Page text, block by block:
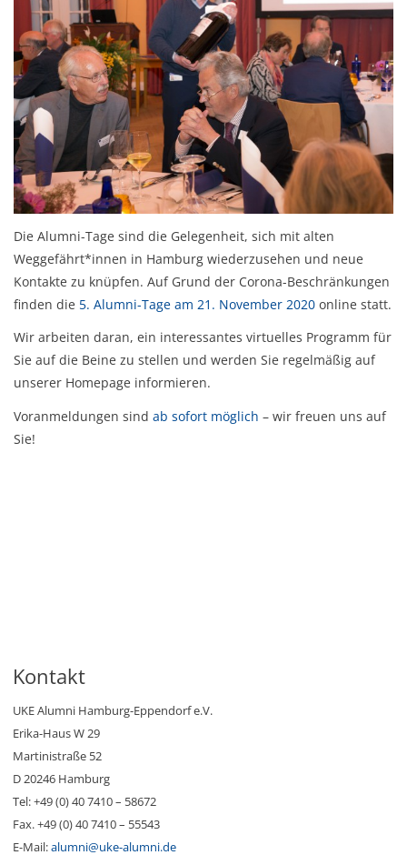
Die Alumni-Tage sind die Gelegenheit, sich mit alten
Weggefährt*innen in Hamburg wiederzusehen und neue
Kontakte zu knüpfen. Auf Grund der Corona-Beschränkungen
finden die 5. Alumni-Tage am 21. November 2020 online statt.
Wir arbeiten daran, ein interessantes virtuelles Programm für
Sie auf die Beine zu stellen und werden Sie regelmäßig auf
unserer Homepage informieren.
Voranmeldungen sind ab sofort möglich – wir freuen uns auf
Sie!
Kontakt
UKE Alumni Hamburg-Eppendorf e.V.
Erika-Haus W 29
Martinistraße 52
D 20246 Hamburg
Tel: +49 (0) 40 7410 – 58672
Fax. +49 (0) 40 7410 – 55543
E-Mail:alumni@uke-alumni.de